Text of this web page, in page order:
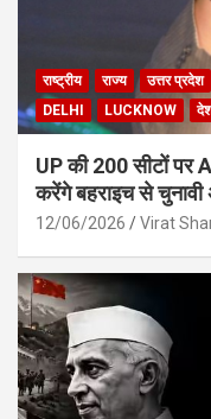
राष्ट्रीय राज्य उत्तर प्रदेश
DELHI
LUCKNOW
UP की 200 सीटों पर
करेंगे बहराइच से
12/06/2026 Virat